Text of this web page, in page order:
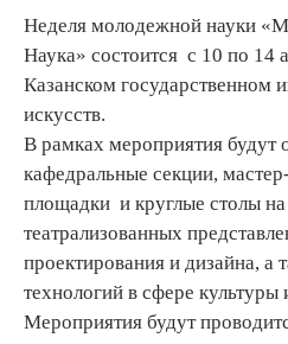
Неделя молодежной науки
Наука» состоится с 10 по 14
Казанском государственном
искусств.
В рамках мероприятия будут
кафедральные секции,
площадки и круглые столы
театрализованных
проектирования и дизайна, а
технологий в сфере культуры
Мероприятия будут